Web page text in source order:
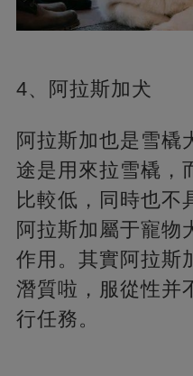
4、阿拉斯加犬
阿拉斯加也是雪橇
途是用來拉雪橇，
比較低，同時也不
阿拉斯加屬于寵物
作用。其實阿拉斯
潛質啦，服從性并
行任務。